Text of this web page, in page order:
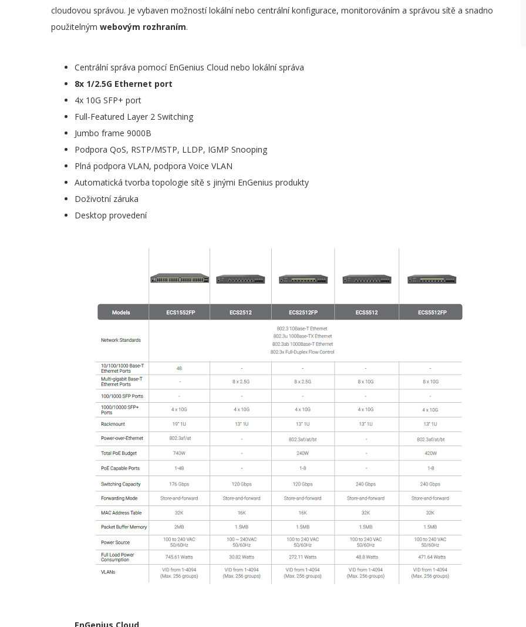
cloudovou správou. Je vybaven možností lokální nebo centrální konfigurace, monitorováním a správou sítě a snadno
použitelným webovým rozhraním.
Centrální správa pomocí EnGenius Cloud nebo lokální správa
8x 1/2.5G Ethernet port
4x 10G SFP+ port
Full-Featured Layer 2 Switching
Jumbo frame 9000B
Podpora QoS, RSTP/MSTP, LLDP, IGMP Snooping
Plná podpora VLAN, podpora Voice VLAN
Automatická tvorba topologie sítě s jinými EnGenius produkty
Doživotní záruka
Desktop provedení